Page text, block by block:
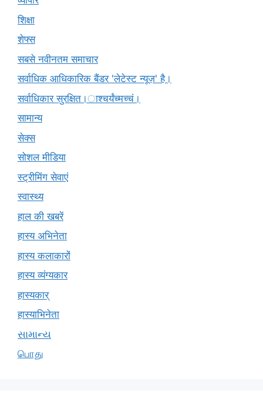
शिक्षा
शेफ्स
सबसे नवीनतम समाचार
सर्वाधिक आधिकारिक बैंडर 'लेटेस्ट न्यूज़' है।
सर्वाधिकार सुरक्षित।ाश्चर्यंच्मच्चं।
सामान्य
सेक्स
सोशल मीडिया
स्ट्रीमिंग सेवाएं
स्वास्थ्य
हाल की खबरें
हास्य अभिनेता
हास्य कलाकारों
हास्य व्यंग्यकार
हास्यकार्
हास्याभिनेता
સામાન્ય
பொது